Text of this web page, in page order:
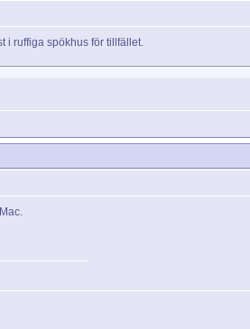
i ruffiga spökhus för tillfället.